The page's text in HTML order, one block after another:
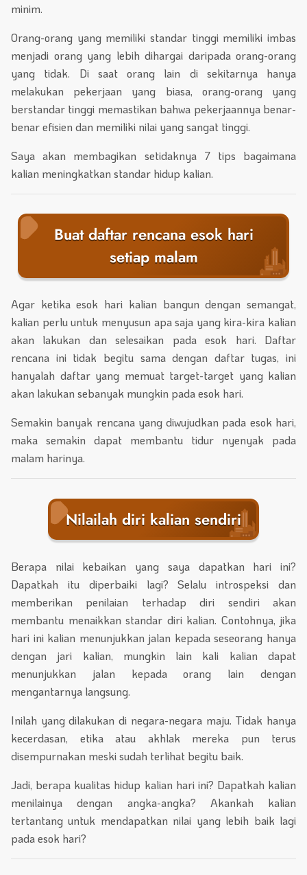
minim.
Orang-orang yang memiliki standar tinggi memiliki imbas
menjadi orang yang lebih dihargai daripada orang-orang
yang tidak. Di saat orang lain di sekitarnya hanya
melakukan pekerjaan yang biasa, orang-orang yang
berstandar tinggi memastikan bahwa pekerjaannya benar-
benar efisien dan memiliki nilai yang sangat tinggi.
Saya akan membagikan setidaknya 7 tips bagaimana
kalian meningkatkan standar hidup kalian.
Buat daftar rencana esok hari
setiap malam
Agar ketika esok hari kalian bangun dengan semangat,
kalian perlu untuk menyusun apa saja yang kira-kira kalian
akan lakukan dan selesaikan pada esok hari. Daftar
rencana ini tidak begitu sama dengan daftar tugas, ini
hanyalah daftar yang memuat target-target yang kalian
akan lakukan sebanyak mungkin pada esok hari.
Semakin banyak rencana yang diwujudkan pada esok hari,
maka semakin dapat membantu tidur nyenyak pada
malam harinya.
Nilailah diri kalian sendiri
Berapa nilai kebaikan yang saya dapatkan hari ini?
Dapatkah itu diperbaiki lagi? Selalu introspeksi dan
memberikan penilaian terhadap diri sendiri akan
membantu menaikkan standar diri kalian. Contohnya, jika
hari ini kalian menunjukkan jalan kepada seseorang hanya
dengan jari kalian, mungkin lain kali kalian dapat
menunjukkan jalan kepada orang lain dengan
mengantarnya langsung.
Inilah yang dilakukan di negara-negara maju. Tidak hanya
kecerdasan, etika atau akhlak mereka pun terus
disempurnakan meski sudah terlihat begitu baik.
Jadi, berapa kualitas hidup kalian hari ini? Dapatkah kalian
menilainya dengan angka-angka? Akankah kalian
tertantang untuk mendapatkan nilai yang lebih baik lagi
pada esok hari?